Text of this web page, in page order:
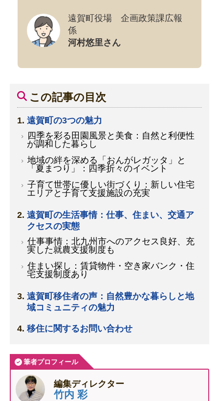
遠賀町役場 企画政策課広報
係
河村悠里さん
この記事の目次
遠賀町の3つの魅力
四季を彩る田園風景と美食：自然と利便性
が調和した暮らし
地域の絆を深める「おんがレガッタ」と
「夏まつり」：四季折々のイベント
子育て世帯に優しい街づくり：新しい住宅
エリアと子育て支援施設の充実
遠賀町の生活事情：仕事、住まい、交通ア
クセスの実態
仕事事情：北九州市へのアクセス良好、充
実した就農支援制度も
住まい探し：賃貸物件・空き家バンク・住
宅支援制度あり
遠賀町移住者の声：自然豊かな暮らしと地
域コミュニティの魅力
移住に関するお問い合わせ
筆者プロフィール
編集ディレクター
竹内 彩